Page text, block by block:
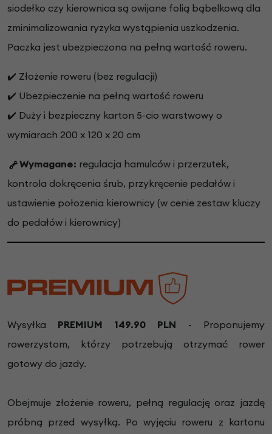
siodełko czy kierownica są owijane folią bąbelkową dla
zminimalizowania ryzyka wystąpienia uszkodzenia.
Paczka jest ubezpieczona na pełną wartość roweru.
✔️ Złożenie roweru (bez regulacji)
✔️ Ubezpieczenie na pełną wartość roweru
✔️ Duży i bezpieczny karton 5-cio warstwowy o
wymiarach 200 x 120 x 20 cm
Wymagane: regulacja hamulców i przerzutek,
kontrola dokręcenia śrub, przykręcenie pedałów i
ustawienie położenia kierownicy (w cenie zestaw kluczy
do pedałów i kierownicy)
Wysyłka PREMIUM 149.90 PLN - Proponujemy
rowerzystom, którzy potrzebują otrzymać rower
gotowy do jazdy.
Obejmuje złożenie roweru, pełną regulację oraz jazdę
próbną przed wysyłką. Po wyjęciu roweru z kartonu